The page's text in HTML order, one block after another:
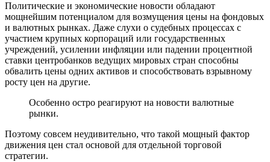
Политические и экономические новости обладают
мощнейшим потенциалом для возмущения цены на фондовых
и валютных рынках. Даже слухи о судебных процессах с
участием крупных корпораций или государственных
учреждений, усилении инфляции или падении процентной
ставки центробанков ведущих мировых стран способны
обвалить цены одних активов и способствовать взрывному
росту цен на другие.
Особенно остро реагируют на новости валютные
рынки.
Поэтому совсем неудивительно, что такой мощный фактор
движения цен стал основой для отдельной торговой
стратегии.